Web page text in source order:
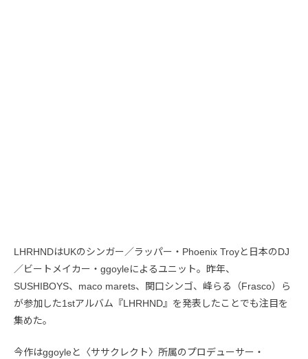
LHRHNDはUKのシンガー／ラッパー・Phoenix Troyと日本のDJ
／ビートメイカー・ggoyleによるユニット。昨年、
SUSHIBOYS、maco marets、関口シンゴ、峰らる（Frasco）ら
が参加した1stアルバム『LHRHND』を発表したことでも注目を
集めた。
今作はggoyleと〈ササクレクト〉所属のプロデューサー・